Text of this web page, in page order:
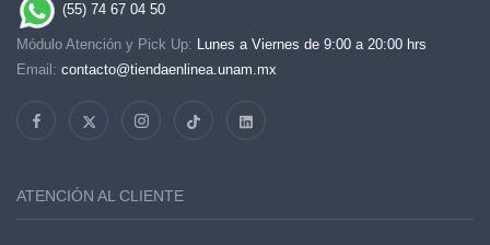
(55) 74 67 04 50
Módulo Atención y Pick Up: Lunes a Viernes de 9:00 a 20:00 hrs
Email: contacto@tiendaenlinea.unam.mx
ATENCIÓN AL CLIENTE